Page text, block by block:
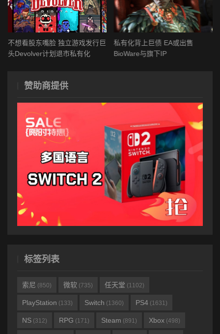
不想看股东嘴脸 独立游戏发行巨
头Devolver计划退市私有化
私有化背上巨债 EA或出售
BioWare与旗下IP
赞助商提供
标签列表
索尼 (850) 微软 (735) 任天堂 (1102)
PlayStation (133) Switch (1360) PS4 (1631)
NS (312) RPG (171) Steam (891) Xbox (498)